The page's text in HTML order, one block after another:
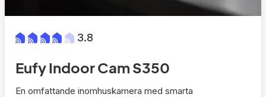
3.8
Eufy Indoor Cam S350
En omfattande inomhuskamera med smarta